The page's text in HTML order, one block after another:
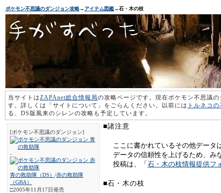
ポケモン不思議のダンジョン攻略→ アイテム図鑑→石・木の枝
当サイトはZAPAnet総合情報局の攻略ページです。現在ポケモン不思議
す。詳しくは「サイトについて」をごらんください。以前には トルネコ
る、DS版風来のシレンの攻略も予定しています。
[ポケモン不思議のダンジョン]
-
青の救助隊（DS） /赤の救助隊
（GBA）
□2005年11月17日発売
■諸注意
ここに書かれているその他データ
データの信頼性を上げるため、み
投稿は、「 石・木の枝情報提供フ
■石・木の枝